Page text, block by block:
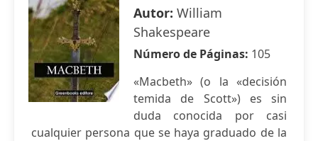
Autor: William
Shakespeare
Número de Páginas: 105
«Macbeth» (o la «decisión
temida de Scott») es sin
duda conocida por casi
cualquier persona que se haya graduado de la